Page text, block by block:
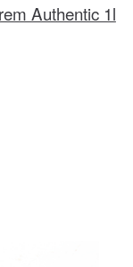
Authentic 1l